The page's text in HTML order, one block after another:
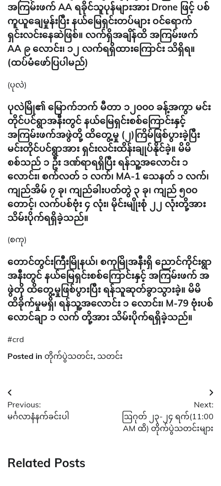
အကြမ်းဖက် AA ရခိုင်သူပုန်များအား Drone ဖြင့် ပစ်
ကူယူချေမှုန်းပြီး နယ်မြေရှင်းတပ်များ ဝင်ရောက်
ရှင်းလင်းနေဆဲဖြစ်။ လက်ရှိအချိန်ထိ အကြမ်းဖက်
AA ၉ လောင်း၊ ၁၂ လက်ရရှိထားကြောင်း သိရှိရ။
(ထပ်မံဖော်ပြပါမည်)
(ပုလဲ)
ပုလဲမြို၏ မြောက်ဘက် မီတာ ၁၂၀၀၀ ခန့်အကွာ မင်း
တိုင်ပင်ရွာအနီးတွင် နယ်မြေရှင်းစစ်ကြောင်းနှင့်
အကြမ်းဖက်အဖွဲတို့ ထိတွေ့မှု (၂)ကြိမ်ဖြစ်ပွားခဲ့ပြီး
မင်းတိုင်ပင်ရွာအား ရှင်းလင်းထိန်းချုပ်နိုင်ခဲ့။ မိမိ
စစ်သည် ၁ ဦး ဒဏ်ရာရရှိပြီး ရန်သူ့အလောင်း ၁
လောင်း၊ စက်လတ် ၁ လက်၊ MA-1 သေနတ် ၁ လက်၊
ကျည်အိမ် ၇ ခု၊ ကျည်ခါးပတ်တွဲ ၃ ခု၊ ကျည် ၅၀၀
တောင့်၊ လက်ပစ်ဗုံး ၄ လုံး၊ မိုင်းမျိုးစုံ ၂၂ လုံးတို့အား
သိမ်းပိုက်ရရှိခဲ့သည်။
(စကု)
တောင်တွင်းကြီးမြိုနယ်၊ စကုမြိုအနီးရှိ ညောင်ကိုင်းရွာ
အနီးတွင် နယ်မြေရှင်းစစ်ကြောင်းနှင့် အကြမ်းဖက် အ
ဖွဲတို ထိတွေ့မှုဖြစ်ပွားပြီး ရန်သူဆုတ်ခွာသွားခဲ့။ မိမိ
ထိခိုက်မှုမရှိ၊ ရန်သူ့အလောင်း ၁ လောင်း၊ M-79 ဗုံးပစ်
လောင်ချာ ၁ လက် တို့အား သိမ်းပိုက်ရရှိခဲ့သည်။
#crd
Posted in တိုက်ပွဲသတင်း, သတင်း
Post
navigation
Previous:
မင်္ဂလာနံနက်ခင်းပါ
Next:
ဩဂုတ် ၂၃-၂၄ ရက်(11:00
AM ထိ) တိုက်ပွဲသတင်းများ
Related Posts